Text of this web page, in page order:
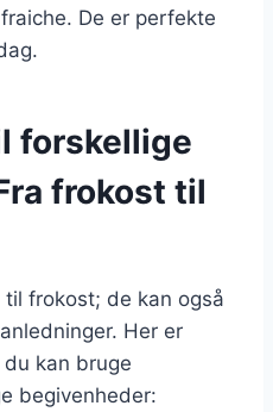
De er perfekte
forskellige
frokost til
frokost; de kan også
Her er
kan bruge
begivenheder: